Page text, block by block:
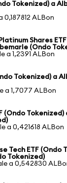
Tokenized) a
0,187812 ALBon
Shares
(Ondo
a 1,2391 ALBon
Tokenized) a
a 1,7077 ALBon
(Ondo
a 0,421618 ALBon
Tech ETF (Ondo
Tokenized)
a 0,542830